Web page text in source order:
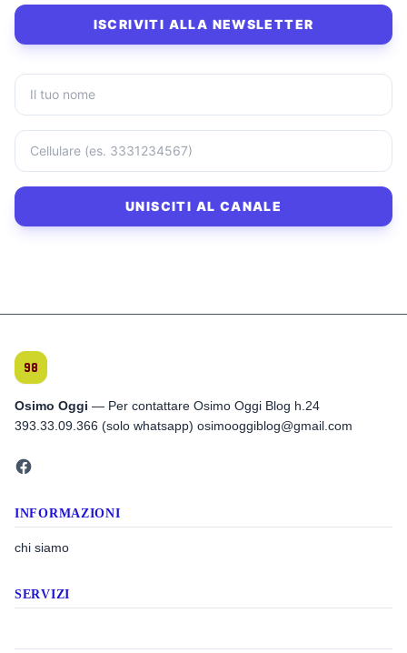
ISCRIVITI ALLA NEWSLETTER
UNISCITI AL CANALE
Osimo Oggi — Per contattare Osimo Oggi Blog h.24
393.33.09.366 (solo whatsapp) osimooggiblog@gmail.com
INFORMAZIONI
chi siamo
SERVIZI